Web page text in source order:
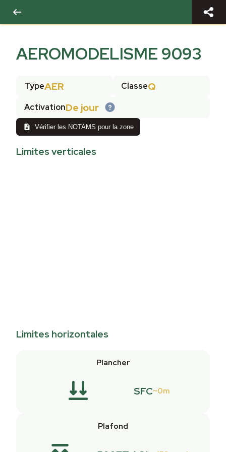
AEROMODELISME 9093
TypeAER ClasseQ
ActivationDe jour
Vérifier les NOTAMS pour la zone
Limites verticales
Limites horizontales
Plancher
SFC 0m
Plafond